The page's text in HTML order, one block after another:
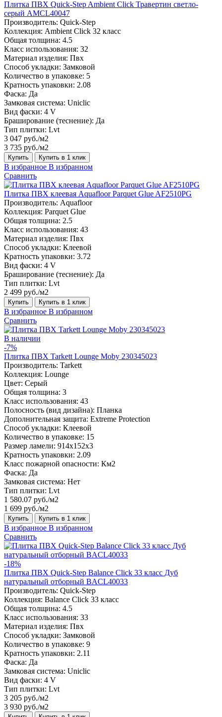
Плитка ПВХ Quick-Step Ambient Click Травертин светло-
серый AMCL40047
Производитель: Quick-Step
Коллекция: Ambient Click 32 класс
Общая толщина: 4.5
Класс использования: 32
Материал изделия: Пвх
Способ укладки: Замковой
Количество в упаковке: 5
Кратность упаковки: 2.08
Фаска: Да
Замковая система: Uniclic
Вид фаски: 4 V
Браширование (теснение): Да
Тип плитки: Lvt
3 047 руб./м2
3 735 руб./м2
Купить Купить в 1 клик
В избранное В избранном
Сравнить
Плитка ПВХ клеевая Aquafloor Parquet Glue AF2510PG
Производитель: Aquafloor
Коллекция: Parquet Glue
Общая толщина: 2.5
Класс использования: 43
Материал изделия: Пвх
Способ укладки: Клеевой
Кратность упаковки: 3.72
Вид фаски: 4 V
Браширование (теснение): Да
Тип плитки: Lvt
2 499 руб./м2
Купить Купить в 1 клик
В избранное В избранном
Сравнить
В наличии
-7%
Плитка ПВХ Tarkett Lounge Moby 230345023
Производитель: Tarkett
Коллекция: Lounge
Цвет: Серый
Общая толщина: 3
Класс использования: 43
Полосность (вид дизайна): Планка
Дополнительная защита: Extreme Protection
Способ укладки: Клеевой
Количество в упаковке: 15
Размер ламели: 914x152x3
Кратность упаковки: 2.09
Класс пожарной опасности: Км2
Фаска: Да
Замковая система: Нет
Тип плитки: Lvt
1 580.07 руб./м2
1 699 руб./м2
Купить Купить в 1 клик
В избранное В избранном
Сравнить
-18%
Плитка ПВХ Quick-Step Balance Click 33 класс Дуб
натуральный отборный BACL40033
Производитель: Quick-Step
Коллекция: Balance Click 33 класс
Общая толщина: 4.5
Класс использования: 33
Материал изделия: Пвх
Способ укладки: Замковой
Количество в упаковке: 9
Кратность упаковки: 2.11
Фаска: Да
Замковая система: Uniclic
Вид фаски: 4 V
Тип плитки: Lvt
3 205 руб./м2
3 930 руб./м2